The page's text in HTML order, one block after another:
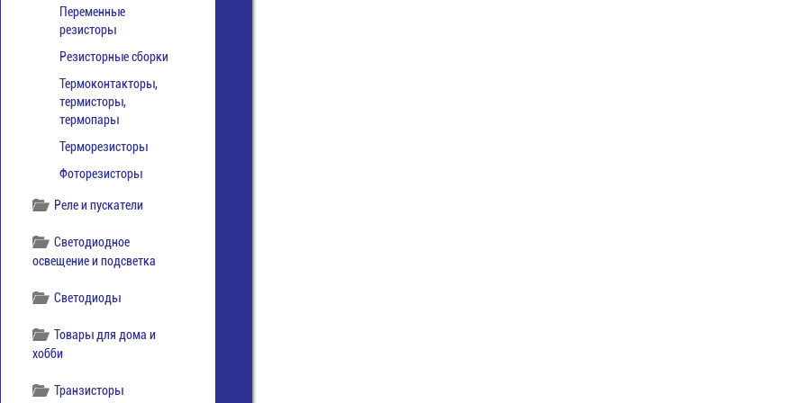
Переменные
резисторы
Резисторные сборки
Термоконтакторы,
термисторы,
термопары
Терморезисторы
Фоторезисторы
Реле и пускатели
Светодиодное
освещение и подсветка
Светодиоды
Товары для дома и
хобби
Транзисторы